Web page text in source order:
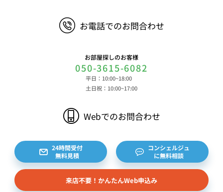
お電話でのお問合わせ
お部屋探しのお客様
050-3615-6082
平日：10:00~18:00
土日祝：10:00~17:00
Webでのお問合わせ
24時間受付
無料見積
コンシェルジュ
に無料相談
来店不要！かんたんWeb申込み